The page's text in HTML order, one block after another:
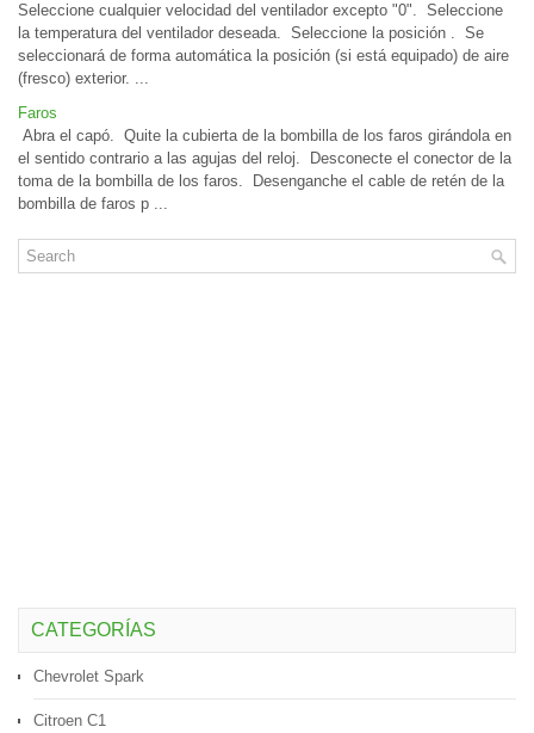
Seleccione cualquier velocidad del ventilador excepto "0". Seleccione
la temperatura del ventilador deseada. Seleccione la posición . Se
seleccionará de forma automática la posición (si está equipado) de aire
(fresco) exterior. ...
Faros
Abra el capó. Quite la cubierta de la bombilla de los faros girándola en
el sentido contrario a las agujas del reloj. Desconecte el conector de la
toma de la bombilla de los faros. Desenganche el cable de retén de la
bombilla de faros p ...
CATEGORÍAS
Chevrolet Spark
Citroen C1